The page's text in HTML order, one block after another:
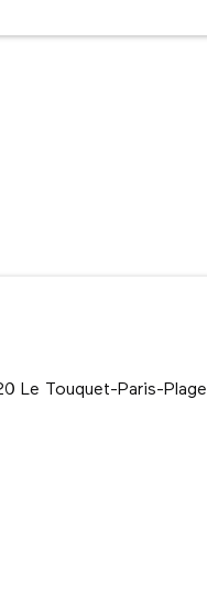
Le Touquet-Paris-Plage